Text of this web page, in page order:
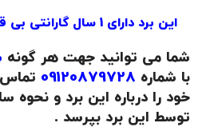
این برد دارای 1 سال گارانتی بی قید و شرط می باشد .
شما می توانید جهت هر گونه
با شماره 09120879728
خود را درباره این برد و
توسط این برد بپرسد .